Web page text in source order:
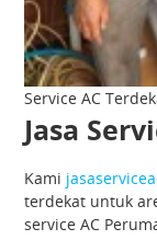
Service AC
Jasa
Kami
terdekat untuk
service AC